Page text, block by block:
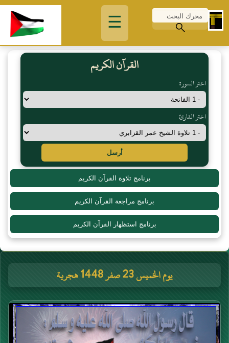
☰
القرآن الكريم
اختر السورة
اختر القارئ
أرسل
برنامج تلاوة القرآن الكريم
برنامج مراجعة القرآن الكريم
برنامج استظهار القرآن الكريم
يوم الخميس 23 صفر 1448 هجرية